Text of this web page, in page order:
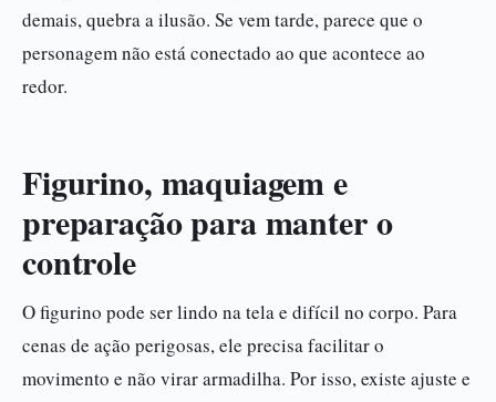
demais, quebra a ilusão. Se vem tarde, parece que o
personagem não está conectado ao que acontece ao
redor.
Figurino, maquiagem e
preparação para manter o
controle
O figurino pode ser lindo na tela e difícil no corpo. Para
cenas de ação perigosas, ele precisa facilitar o
movimento e não virar armadilha. Por isso, existe ajuste e